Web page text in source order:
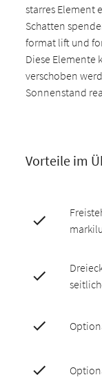
starres Element
Schatten
format lift und
Diese Elemente
verschoben
Sonnenstand
Vorteile im